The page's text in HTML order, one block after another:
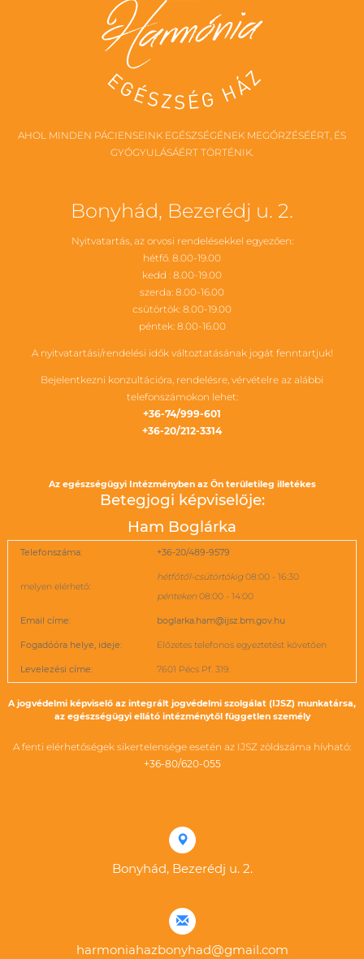
AHOL MINDEN PÁCIENSEINK EGÉSZSÉGÉNEK MEGŐRZÉSÉÉRT, ÉS
GYÓGYULÁSÁÉRT TÖRTÉNIK.
Bonyhád, Bezerédj u. 2.
Nyitvatartás, az orvosi rendelésekkel egyezően:
hétfő. 8.00-19.00
kedd : 8.00-19.00
szerda: 8.00-16.00
csütörtök: 8.00-19.00
péntek: 8.00-16.00
A nyitvatartási/rendelési idők változtatásának jogát fenntartjuk!
Bejelentkezni konzultációra, rendelésre, vérvételre az alábbi
telefonszámokon lehet:
+36-74/999-601
+36-20/212-3314
Az egészségügyi Intézményben az Ön területileg illetékes
Betegjogi képviselője:
Ham Boglárka
Telefonszáma: +36-20/489-9579
melyen elérhető:
hétfőtől-csütörtökig08:00 - 16:30
pénteken 08:00 - 14:00
Email címe: boglarka.ham@ijsz.bm.gov.hu
Fogadóóra helye, ideje: Előzetes telefonos egyeztetést követően
Levelezési címe: 7601 Pécs Pf. 319.
A jogvédelmi képviselő az integrált jogvédelmi szolgálat (IJSZ) munkatársa,
az egészségügyi ellátó intézménytől független személy
A fenti elérhetőségek sikertelensége esetén az IJSZ zöldszáma hívható:
+36-80/620-055
Bonyhád, Bezerédj u. 2.
harmoniahazbonyhad@gmail.com